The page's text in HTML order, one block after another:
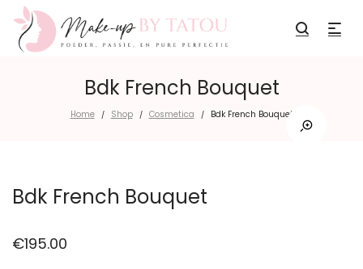
Bdk French Bouquet
Home / Shop / Cosmetica / Bdk French Bouquet
Bdk French Bouquet
€195.00